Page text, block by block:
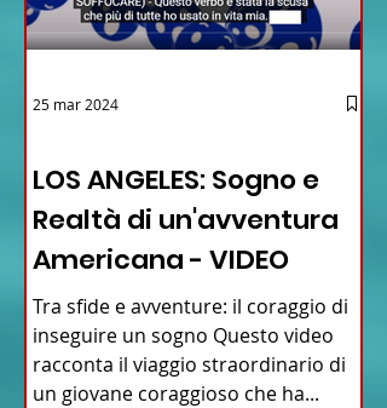
LOS ANGELES: Sogno e
Realtà di un'avventura
Americana - VIDEO
Tra sfide e avventure: il coraggio di
inseguire un sogno Questo video
racconta il viaggio straordinario di
un giovane coraggioso che ha...
25 mar 2024